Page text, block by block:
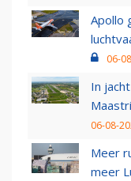
Apollo
06-
In
06-08-
Meer
meer